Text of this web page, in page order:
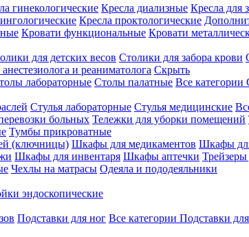
гинекологические Кресла диализные Кресла для
Кресла проктологические
Кровати функциональные Кровати
для детских весов Столики для забора крови
и реаниматолога Скрыть
лабораторные Столы палатные Все категории
Стулья лабораторные Стулья медицинские
больных Тележки для уборки помещений
Тумбы прикроватные
(ключницы) Шкафы для медикаментов Шкафы
Шкафы для инвентаря Шкафы аптечки
Чехлы на матрасы Одеяла и пододеяльники
эндоскопические
Подставки для ног Все категории Подставки